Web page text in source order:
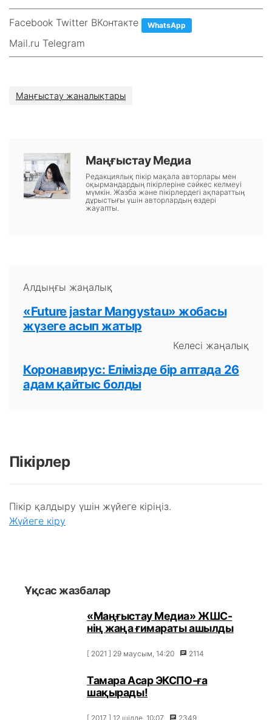
Facebook Twitter ВКонтакте WhatsApp
Mail.ru Telegram
Маңғыстау жаңалықтары
Маңғыстау Медиа
Редакциялық пікір мақала авторлары мен
оқырмандардың пікірлеріне сәйкес келмеуі
мүмкін. Жазба және пікірлердегі ақпараттың
дұрыстығы үшін авторлардың өздері
жауапты.
Алдыңғы жаңалық
«Future jastar Mangystau» жобасы
жүзеге асып жатыр
Келесі жаңалық
Коронавирус: Елімізде бір аптада 26
адам қайтыс болды
Пікірлер
Пікір қалдыру үшін жүйеге кіріңіз.
Жүйеге кіру
Ұқсас жазбалар
«Маңғыстау Медиа» ЖШС-
нің жаңа ғимараты ашылды
[ 2021 ] 29 маусым, 14:20 2114
Тамара Асар ЭКСПО-ға
шақырады!
[ 2017 ] 12 шілде, 10:07 2349